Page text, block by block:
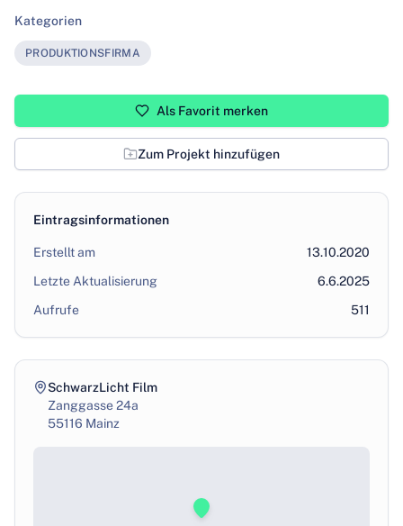
Kategorien
PRODUKTIONSFIRMA
Als Favorit merken
Zum Projekt hinzufügen
Eintragsinformationen
Erstellt am
13.10.2020
Letzte Aktualisierung
6.6.2025
Aufrufe
511
SchwarzLicht Film
Zanggasse 24a
55116 Mainz